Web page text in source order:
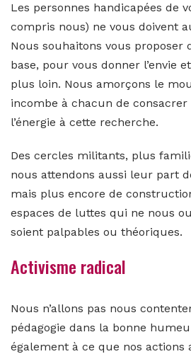
Les personnes handicapées de
compris nous) ne vous doivent
Nous souhaitons vous proposer
base, pour vous donner l’envie
plus loin. Nous amorçons le
incombe à chacun de
l’énergie à cette recherche.
Des cercles militants, plus
nous attendons aussi leur part
mais plus encore de
espaces de luttes qui ne nous
soient palpables ou théoriques.
Activisme radical
Nous n’allons pas nous
pédagogie dans la bonne
également à ce que nos actions